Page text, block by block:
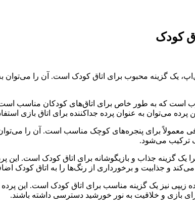
کودک
یک گزینه محبوب برای اتاق کودک است. آن را می‌توان
است که به طور خاص برای اتاق‌های کودکان مناسب است.
می‌توان به عنوان پرده جداکننده برای اتاق بازی
معمولاً برای پنجره‌های کوچک مناسب است. آن را
ترکیب می‌شود.
یک گزینه جذاب و بازیگوشانه برای اتاق کودک است.
و جذابیت و برخورداری از رنگ‌ها را به اتاق کودک
زیپی نیز یک گزینه مناسب برای اتاق کودک است. این
بازی و خلاقیت به نور خورشید دسترسی داشته باشند.